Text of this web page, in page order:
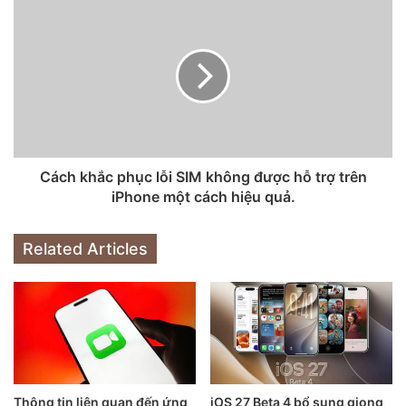
CPU: Apple A14 Bionic.
Hệ điều hành: iOS 15.2.
Tình trạng pin: 100%
Cách khắc phục lỗi SIM không được hỗ trợ trên
iPhone một cách hiệu quả.
Related Articles
Thông tin liên quan đến ứng iOS 27 Beta 4 bổ sung giọng